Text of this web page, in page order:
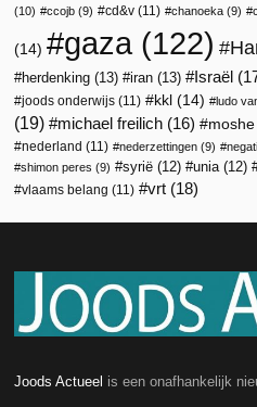
(10)
ccojb (9) cd&v (11) chanoeka (9)
(14) gaza (122)
herdenking (13) iran (13) Israël
joods onderwijs (11) kkl (14) ludo
(19)
michael freilich (16)
nederland (11) nederzettingen (9)
shimon peres (9) syrië (12) unia (12)
vlaams belang (11) vrt (18)
Joods Actueel is een onafhankelijk